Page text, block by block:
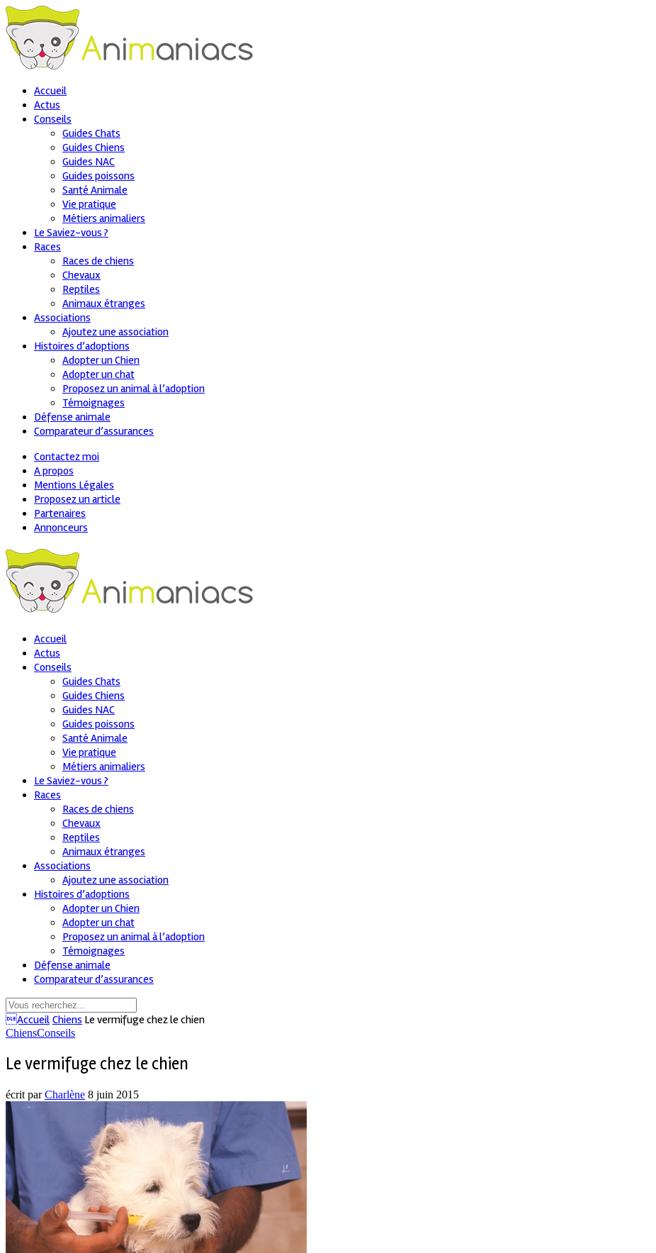
Accueil
Actus
Conseils
Guides Chats
Guides Chiens
Guides NAC
Guides poissons
Santé Animale
Vie pratique
Métiers animaliers
Le Saviez-vous ?
Races
Races de chiens
Chevaux
Reptiles
Animaux étranges
Associations
Ajoutez une association
Histoires d’adoptions
Adopter un Chien
Adopter un chat
Proposez un animal à l’adoption
Témoignages
Défense animale
Comparateur d’assurances
Contactez moi
A propos
Mentions Légales
Proposez un article
Partenaires
Annonceurs
Accueil
Actus
Conseils
Guides Chats
Guides Chiens
Guides NAC
Guides poissons
Santé Animale
Vie pratique
Métiers animaliers
Le Saviez-vous ?
Races
Races de chiens
Chevaux
Reptiles
Animaux étranges
Associations
Ajoutez une association
Histoires d’adoptions
Adopter un Chien
Adopter un chat
Proposez un animal à l’adoption
Témoignages
Défense animale
Comparateur d’assurances
Accueil Chiens Le vermifuge chez le chien
ChiensConseils
Le vermifuge chez le chien
écrit parCharlène 8 juin 2015